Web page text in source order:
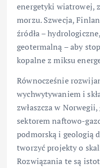
energetyki wiatrowej,
morzu. Szwecja,
źródła –
geotermalną – aby
kopalne z miksu
Równocześnie
wychwytywaniem i
zwłaszcza w
sektorem naftowo-
podmorską i geologią
tworzyć projekty o
Rozwiązania te są